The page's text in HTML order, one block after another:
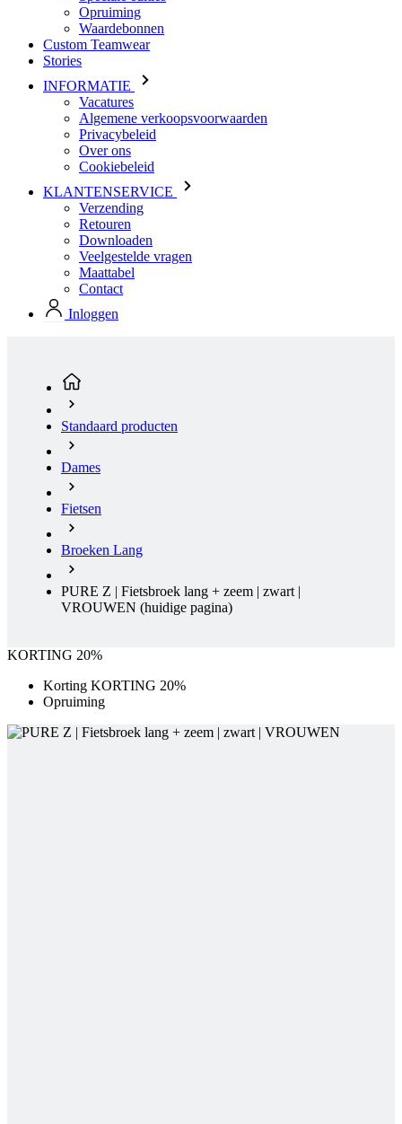
INFORMATIE
Vacatures
Algemene verkoopsvoorwaarden
Privacybeleid
Cookiebeleid
KLANTENSERVICE
Verzending
Retouren
Downloaden
Veelgestelde vragen
Maattabel
Contact
Inloggen
Dames
Fietsen
Broeken Lang
PURE Z | Fietsbroek lang + zeem | zwart |
VROUWEN
KORTING 20%
Korting KORTING 20%